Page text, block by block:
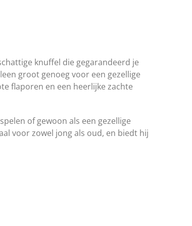
knuffel die gegarandeerd je
groot genoeg voor een gezellige
flaporen en een heerlijke zachte
of gewoon als een gezellige
voor zowel jong als oud, en biedt hij